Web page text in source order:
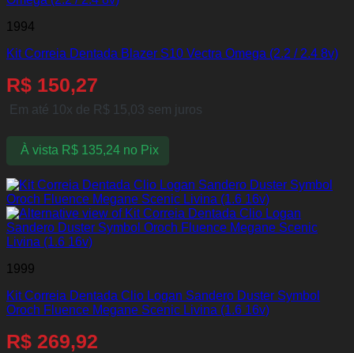
1994
Kit Correia Dentada Blazer S10 Vectra Omega (2.2 / 2.4 8v)
R$ 150,27
Em até 10x de R$ 15,03 sem juros
À vista R$135,24 no Pix
1999
Kit Correia Dentada Clio Logan Sandero Duster Symbol
Oroch Fluence Megane Scenic Livina (1.6 16v)
R$ 269,92